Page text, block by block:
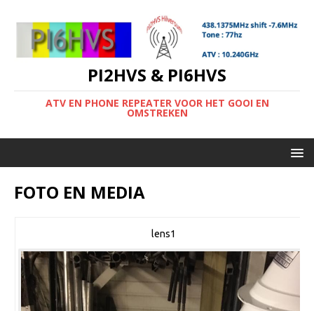
PI2HVS & PI6HVS
ATV EN PHONE REPEATER VOOR HET GOOI EN
OMSTREKEN
FOTO EN MEDIA
lens1